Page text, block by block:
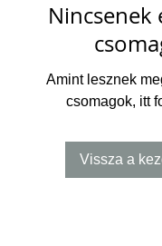
Nincsenek
Amint lesznek
csomagok, itt
Vissza a